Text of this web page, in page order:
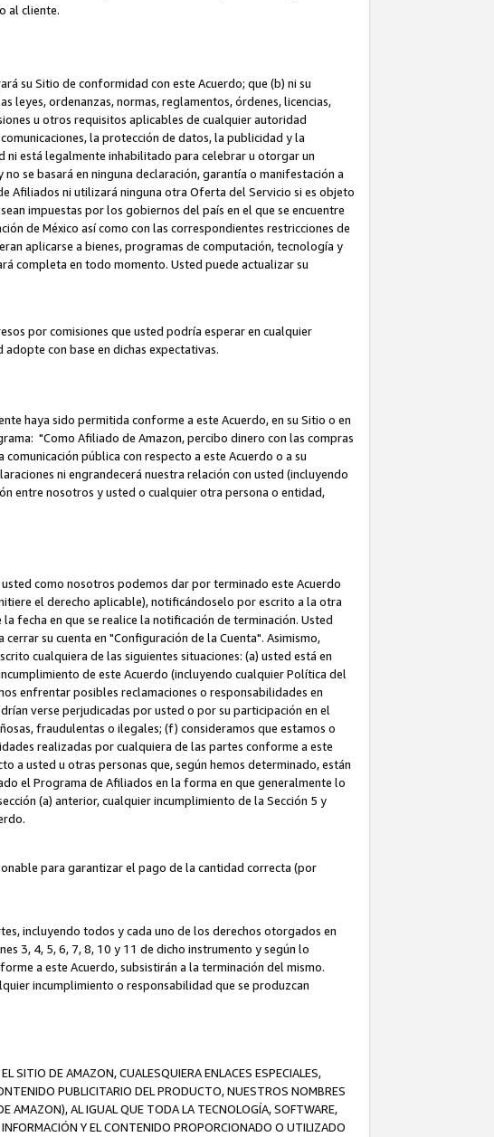
al cliente.
su Sitio de conformidad con este Acuerdo; que (b) ni su
leyes, ordenanzas, normas, reglamentos, órdenes, licencias,
u otros requisitos aplicables de cualquier autoridad
la protección de datos, la publicidad y la
ni está legalmente inhabilitado para celebrar u otorgar un
se basará en ninguna declaración, garantía o manifestación a
Afiliados ni utilizará ninguna otra Oferta del Servicio si es objeto
impuestas por los gobiernos del país en el que se encuentre
de México así como con las correspondientes restricciones de
aplicarse a bienes, programas de computación, tecnología y
completa en todo momento. Usted puede actualizar su
por comisiones que usted podría esperar en cualquier
con base en dichas expectativas.
haya sido permitida conforme a este Acuerdo, en su Sitio o en
"Como Afiliado de Amazon, percibo dinero con las compras
pública con respecto a este Acuerdo o a su
ni engrandecerá nuestra relación con usted (incluyendo
entre nosotros y usted o cualquier otra persona o entidad,
como nosotros podemos dar por terminado este Acuerdo
el derecho aplicable), notificándoselo por escrito a la otra
fecha en que se realice la notificación de terminación. Usted
su cuenta en "Configuración de la Cuenta". Asimismo,
cualquiera de las siguientes situaciones: (a) usted está en
de este Acuerdo (incluyendo cualquier Política del
enfrentar posibles reclamaciones o responsabilidades en
verse perjudicadas por usted o por su participación en el
fraudulentas o ilegales; (f) consideramos que estamos o
realizadas por cualquiera de las partes conforme a este
a usted u otras personas que, según hemos determinado, están
el Programa de Afiliados en la forma en que generalmente lo
(a) anterior, cualquier incumplimiento de la Sección 5 y
para garantizar el pago de la cantidad correcta (por
incluyendo todos y cada uno de los derechos otorgados en
3, 4, 5, 6, 7, 8, 10 y 11 de dicho instrumento y según lo
a este Acuerdo, subsistirán a la terminación del mismo.
incumplimiento o responsabilidad que se produzcan
SITIO DE AMAZON, CUALESQUIERA ENLACES ESPECIALES,
PUBLICITARIO DEL PRODUCTO, NUESTROS NOMBRES
AMAZON), AL IGUAL QUE TODA LA TECNOLOGÍA, SOFTWARE,
Y EL CONTENIDO PROPORCIONADO O UTILIZADO